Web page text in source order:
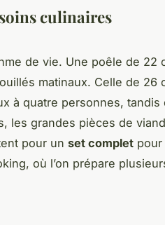
culinaires
de vie. Une poêle de 22
matinaux. Celle de 26
à quatre personnes, tandis
les grandes pièces de
pour un set complet
où l’on prépare